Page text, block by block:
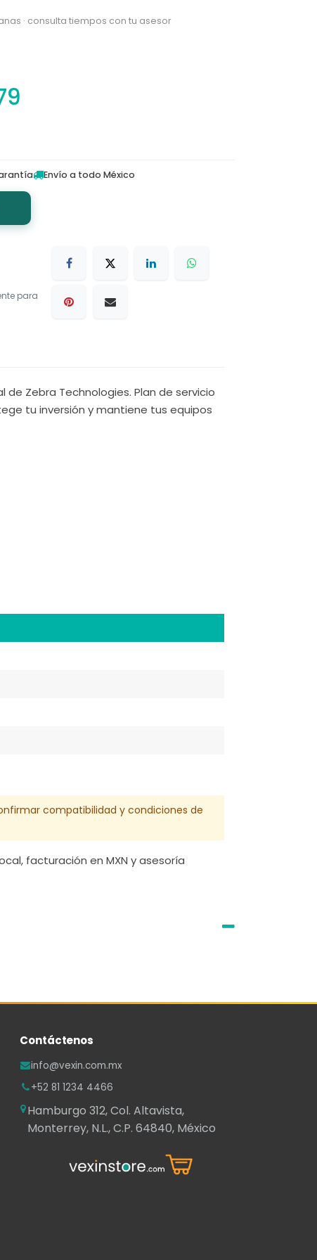
· consulta tiempos con tu asesor
Envío a todo México
para
de Zebra Technologies. Plan de servicio
tu inversión y mantiene tus equipos
compatibilidad y condiciones de
facturación en MXN y asesoría
Contáctenos
info@vexin.com.mx
+52 81 1234 4466
Hamburgo 312, Col. Altavista,
Monterrey, N.L., C.P. 64840, México